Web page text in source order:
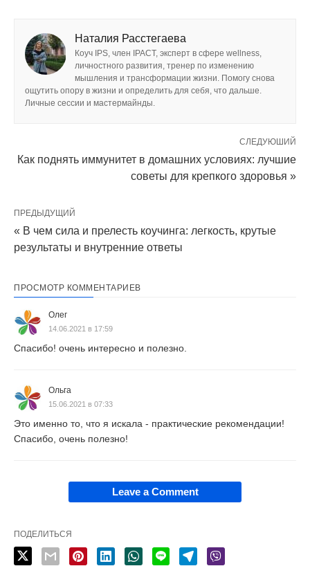
Наталия Расстегаева
Коуч IPS, член IPACT, эксперт в сфере wellness,
личностного развития, тренер по изменению
мышления и трансформации жизни. Помогу снова
ощутить опору в жизни и определить для себя, что дальше.
Личные сессии и мастермайнды.
СЛЕДУЮШИЙ
Как поднять иммунитет в домашних условиях: лучшие
советы для крепкого здоровья »
ПРЕДЫДУЩИЙ
« В чем сила и прелесть коучинга: легкость, крутые
результаты и внутренние ответы
ПРОСМОТР КОММЕНТАРИЕВ
Олег
14.06.2021 в 17:59
Спасибо! очень интересно и полезно.
Ольга
15.06.2021 в 07:33
Это именно то, что я искала - практические рекомендации!
Спасибо, очень полезно!
Leave a Comment
ПОДЕЛИТЬСЯ